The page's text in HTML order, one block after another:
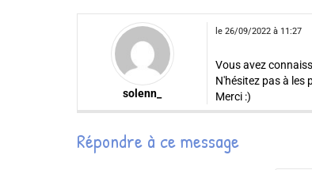
solenn_
le 26/09/2022 à 11:27
Vous avez
N'hésitez pas à les
Merci :)
Répondre à ce message